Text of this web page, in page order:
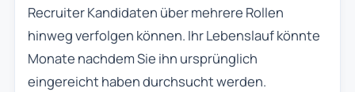
Recruiter Kandidaten über mehrere Rollen
hinweg verfolgen können. Ihr Lebenslauf könnte
Monate nachdem Sie ihn ursprünglich
eingereicht haben durchsucht werden.